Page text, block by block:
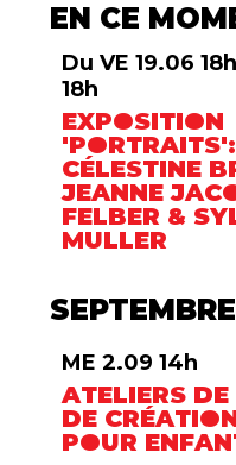
EN CE
Du VE 19.06
18h
EXPOSITION
CÉLESTINE
JEANNE
FELBER &
MULLER
ME 2.09 14h
ATELIERS
DE
POUR